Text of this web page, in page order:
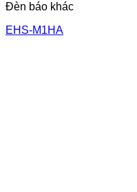
Đèn báo khác
EHS-M1HA